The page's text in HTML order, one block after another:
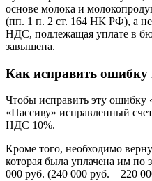
основе молока и
(пп. 1 п. 2 ст. 164 НК РФ), а
НДС, подлежащая уплате в
завышена.
Как исправить ошибку
Чтобы исправить эту ошибку
«Пассиву» исправленный
НДС 10%.
Кроме того, необходимо
которая была уплачена им по
000 руб. (240 000 руб. – 220